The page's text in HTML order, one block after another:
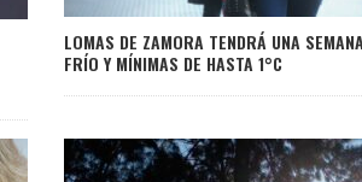
LOMAS DE ZAMORA TENDRÁ UNA
FRÍO Y MÍNIMAS DE HASTA 1°C